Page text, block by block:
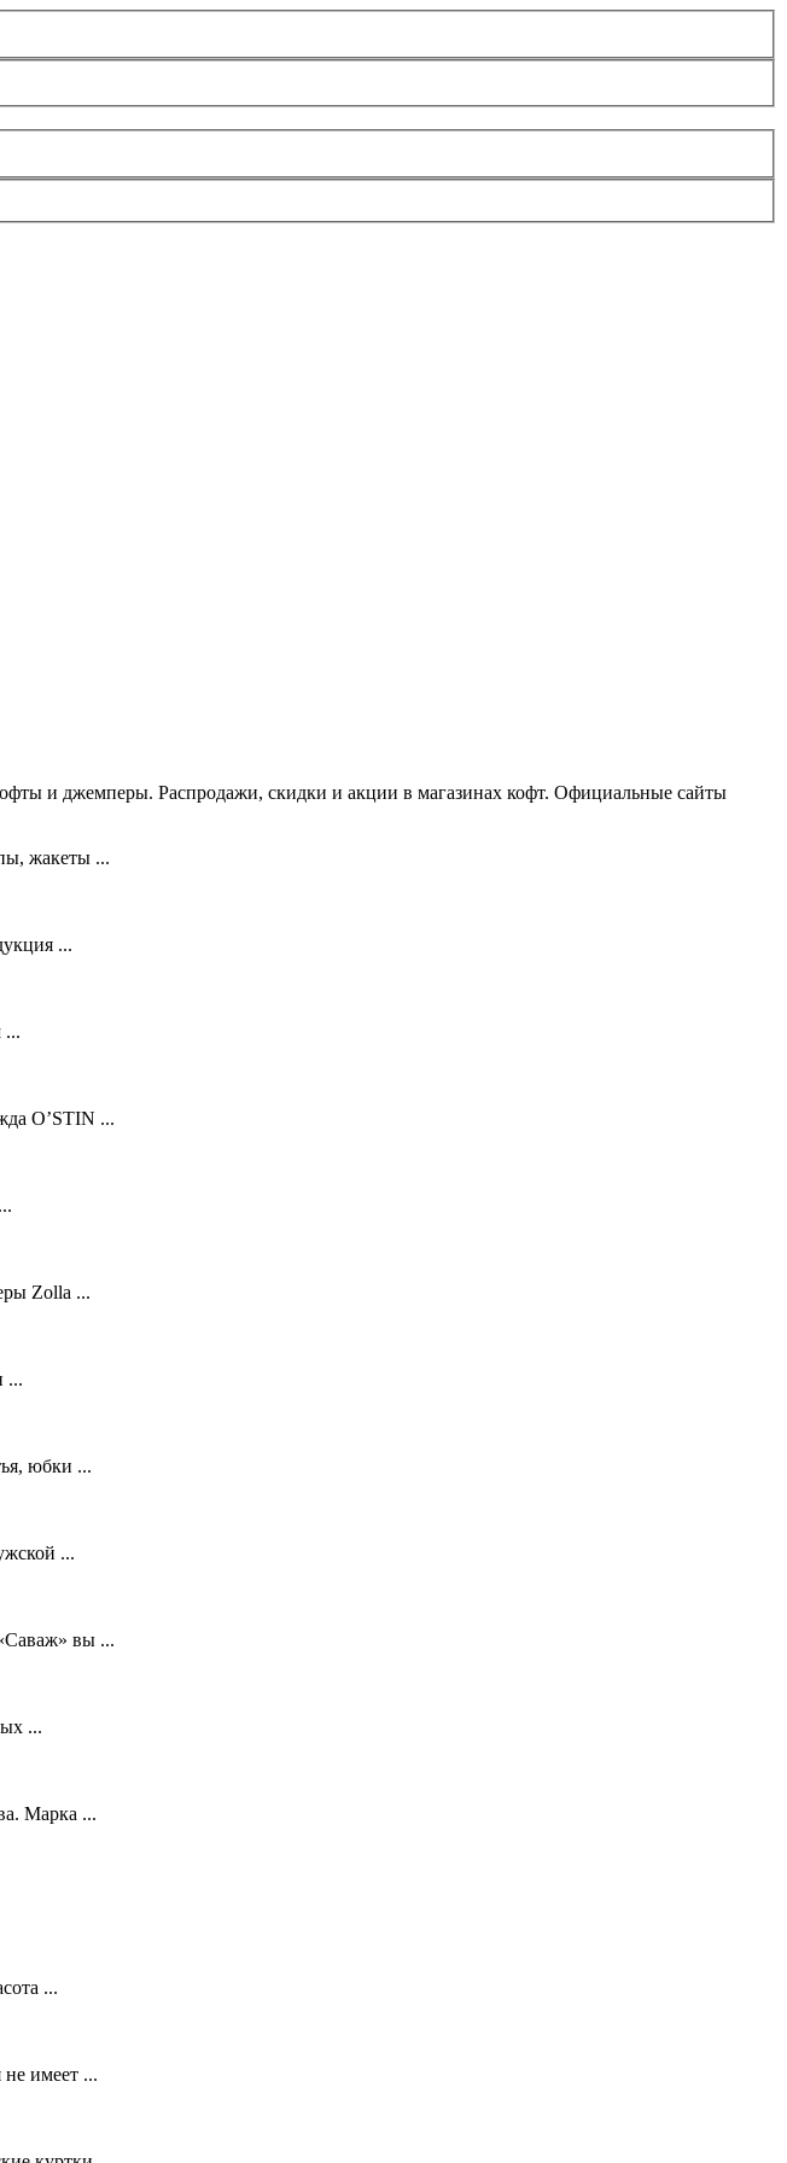
и джемперы. Распродажи, скидки и акции в магазинах кофт. Официальные сайты
жакеты ...
...
...
O’STIN ...
Zolla ...
...
юбки ...
...
вы ...
...
Марка ...
...
имеет ...